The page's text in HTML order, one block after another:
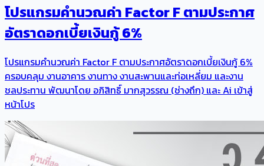
โปรแกรมคำนวณค่า Factor F ตามประกาศ
อัตราดอกเบี้ยเงินกู้ 6%
โปรแกรมคำนวณค่า Factor F ตามประกาศอัตราดอกเบี้ยเงินกู้ 6%
ครอบคลุม งานอาคาร งานทาง งานสะพานและท่อเหลี่ยม และงาน
ชลประทาน พัฒนาโดย อภิสิทธิ์ มากสุวรรณ (ช่างถึก) และ Ai เข้าสู่
หน้าโปร